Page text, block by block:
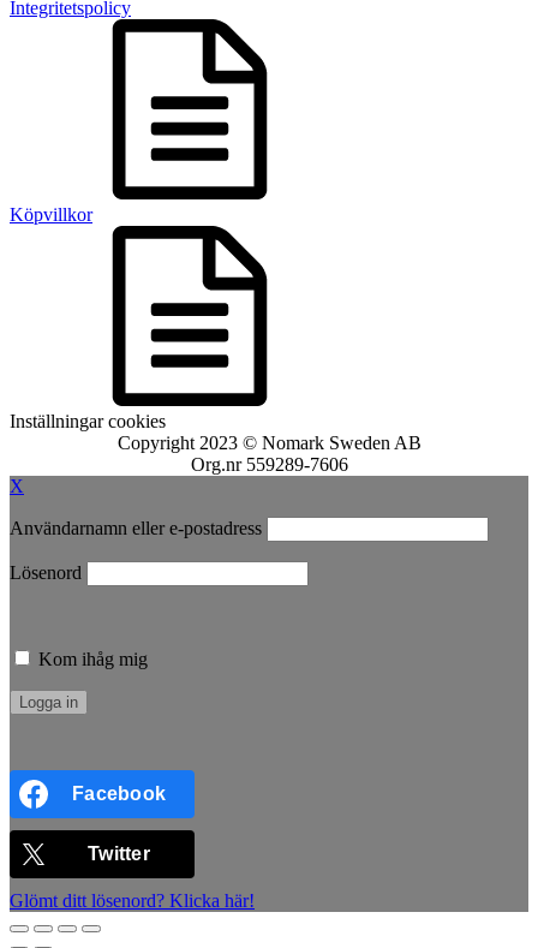
Integritetspolicy
Köpvillkor
Inställningar cookies
Copyright 2023 © Nomark Sweden AB
Org.nr 559289-7606
X
Användarnamn eller e-postadress
Lösenord
Kom ihåg mig
Facebook
Twitter
Glömt ditt lösenord? Klicka här!